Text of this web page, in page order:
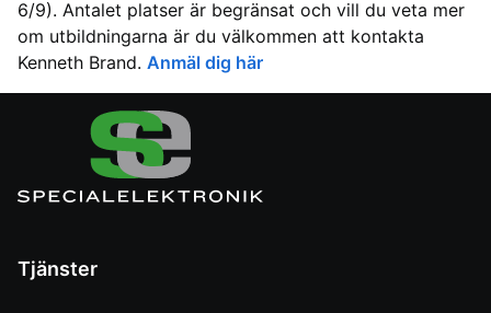
6/9). Antalet platser är begränsat och vill du veta mer
om utbildningarna är du välkommen att kontakta
Kenneth Brand. Anmäl dig här
Tjänster